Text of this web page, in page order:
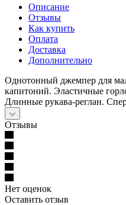
Описание
Отзывы
Как купить
Оплата
Доставка
Дополнительно
Однотонный джемпер для
капитоний. Эластичные
Длинные рукава-реглан.
Отзывы
Нет оценок
Оставить отзыв